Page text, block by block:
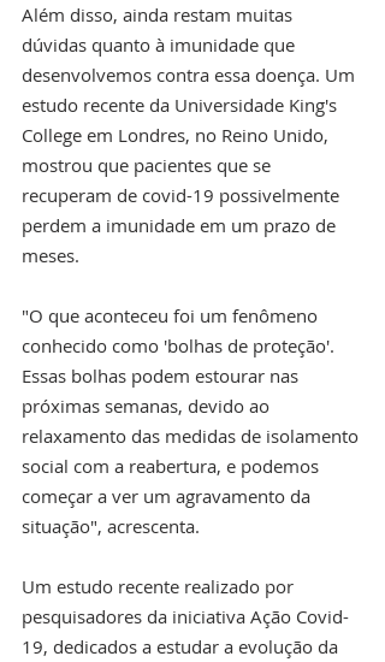
Além disso, ainda restam muitas
dúvidas quanto à imunidade que
desenvolvemos contra essa doença. Um
estudo recente da Universidade King's
College em Londres, no Reino Unido,
mostrou que pacientes que se
recuperam de covid-19 possivelmente
perdem a imunidade em um prazo de
meses.
"O que aconteceu foi um fenômeno
conhecido como 'bolhas de proteção'.
Essas bolhas podem estourar nas
próximas semanas, devido ao
relaxamento das medidas de isolamento
social com a reabertura, e podemos
começar a ver um agravamento da
situação", acrescenta.
Um estudo recente realizado por
pesquisadores da iniciativa Ação Covid-
19, dedicados a estudar a evolução da